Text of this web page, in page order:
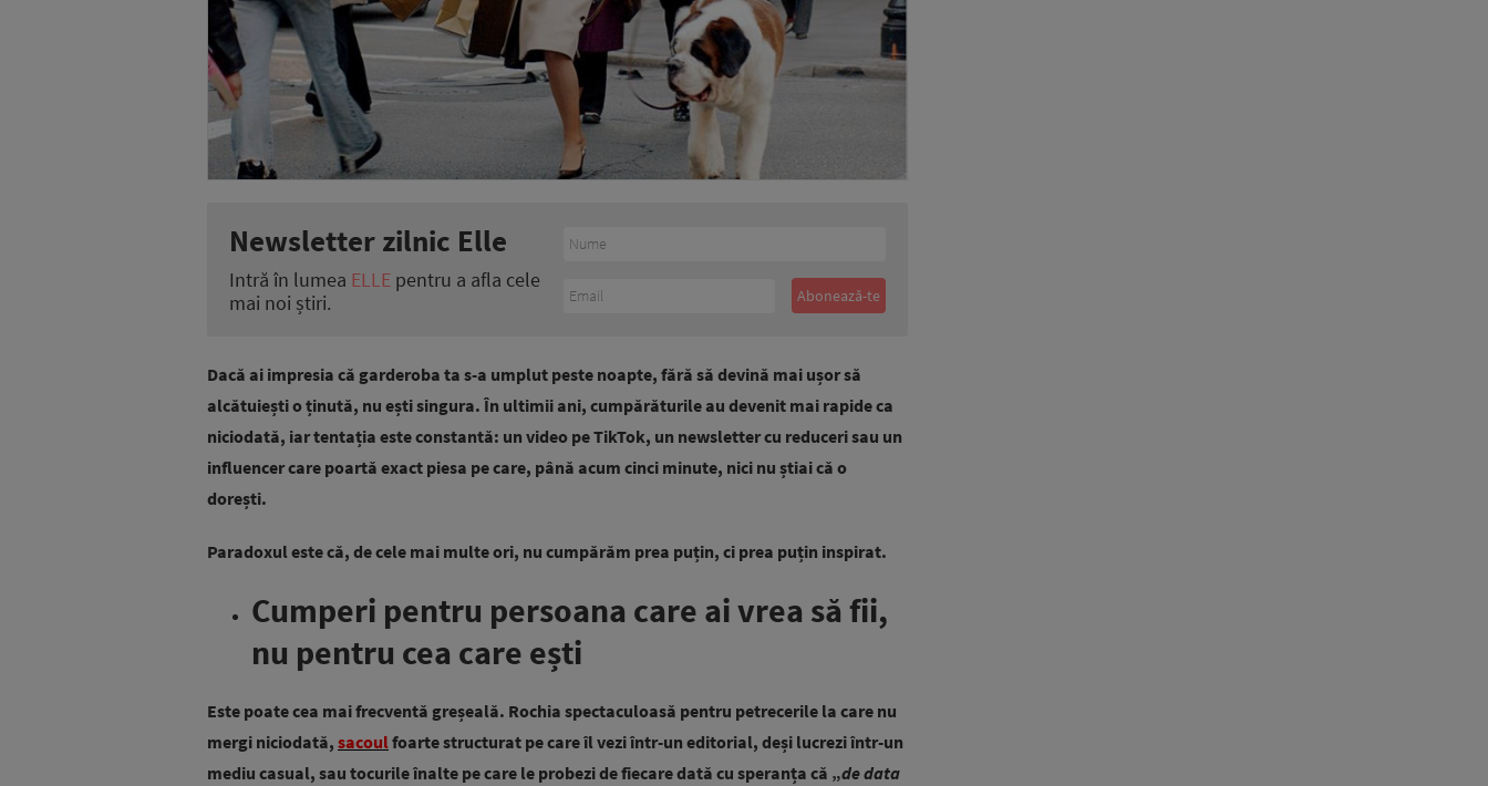
Newsletter zilnic Elle
Intră în lumea ELLE pentru a afla cele
mai noi știri.
Dacă ai impresia că garderoba ta s-a umplut peste noapte, fără să devină mai ușor să
alcătuiești o ținută, nu ești singura. În ultimii ani, cumpărăturile au devenit mai rapide ca
niciodată, iar tentația este constantă: un video pe TikTok, un newsletter cu reduceri sau un
influencer care poartă exact piesa pe care, până acum cinci minute, nici nu știai că o
dorești.
Paradoxul este că, de cele mai multe ori, nu cumpărăm prea puțin, ci prea puțin inspirat.
Cumperi pentru persoana care ai vrea să fii,
nu pentru cea care ești
Este poate cea mai frecventă greșeală. Rochia spectaculoasă pentru petrecerile la care nu
mergi niciodată, sacoulfoarte structurat pe care îl vezi într-un editorial, deși lucrezi într-un
mediu casual, sau tocurile înalte pe care le probezi de fiecare dată cu speranța că „de data